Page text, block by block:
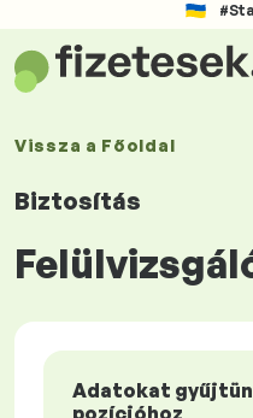
Vissza a Főoldal
Biztosítás
Adatokat
pozícióhoz